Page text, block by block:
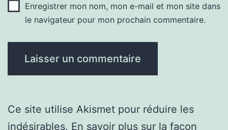
Enregistrer mon nom, mon e-mail et mon site dans
le navigateur pour mon prochain commentaire.
Ce site utilise Akismet pour réduire les
indésirables. En savoir plus sur la façon